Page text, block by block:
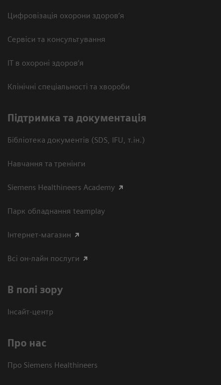
Цифровізація охорони здоров’я
Сервіси та консультування
ІТ в охороні здоров’я
Клінічні спеціальності та хвороби
Підтримка та документація
Бібліотека документів (SDS, IFU, т.ін.)
Навчання та тренінги
Siemens Healthineers Academy
Парк обладнання teamplay
Інтернет-магазин
Всі он-лайн послуги
В полі зору
Інсайт-центр
Про нас
Про Siemens Healthineers